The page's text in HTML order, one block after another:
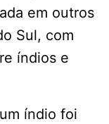
em outros
Sul, com
índios e
índio foi